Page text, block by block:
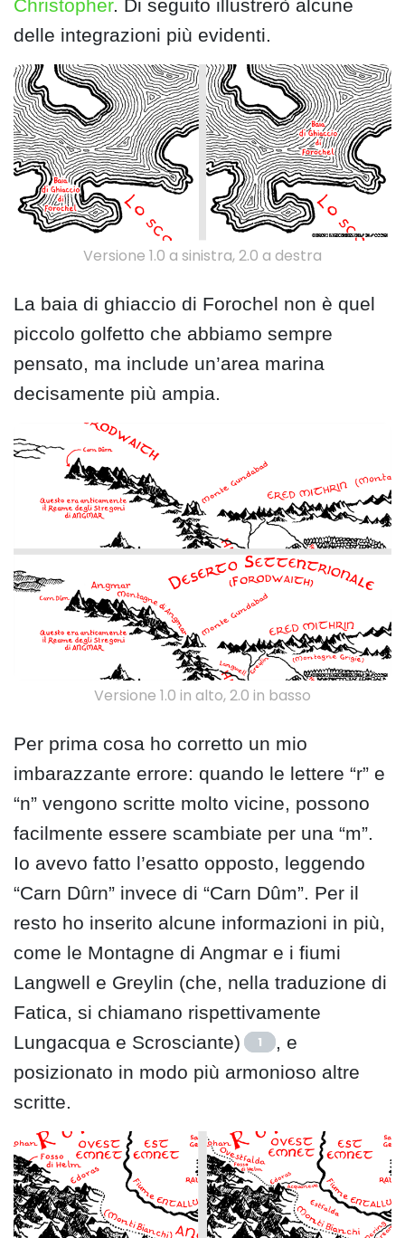
Christopher. Di seguito illustrerò alcune
delle integrazioni più evidenti.
Versione 1.0 a sinistra, 2.0 a destra
La baia di ghiaccio di Forochel non è quel
piccolo golfetto che abbiamo sempre
pensato, ma include un’area marina
decisamente più ampia.
Versione 1.0 in alto, 2.0 in basso
Per prima cosa ho corretto un mio
imbarazzante errore: quando le lettere “r” e
“n” vengono scritte molto vicine, possono
facilmente essere scambiate per una “m”.
Io avevo fatto l’esatto opposto, leggendo
“Carn Dûrn” invece di “Carn Dûm”. Per il
resto ho inserito alcune informazioni in più,
come le Montagne di Angmar e i fiumi
Langwell e Greylin (che, nella traduzione di
Fatica, si chiamano rispettivamente
Lungacqua e Scrosciante)
1
, e
posizionato in modo più armonioso altre
scritte.